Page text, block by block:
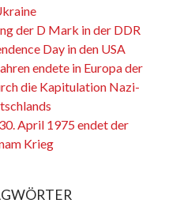
der D Mark in der DDR
Day in den USA
endete in Europa der
die Kapitulation Nazi-
April 1975 endet der
Krieg